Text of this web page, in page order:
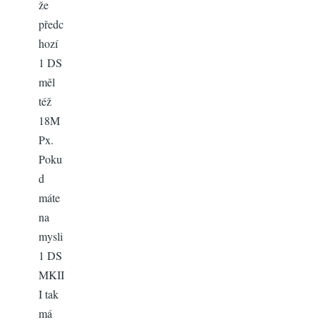
že
předc
hozí
1 DS
měl
též
18M
Px.
Poku
d
máte
na
mysli
1 DS
MKII
I tak
má